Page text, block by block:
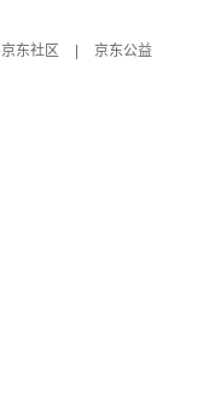
京东社区
京东公益